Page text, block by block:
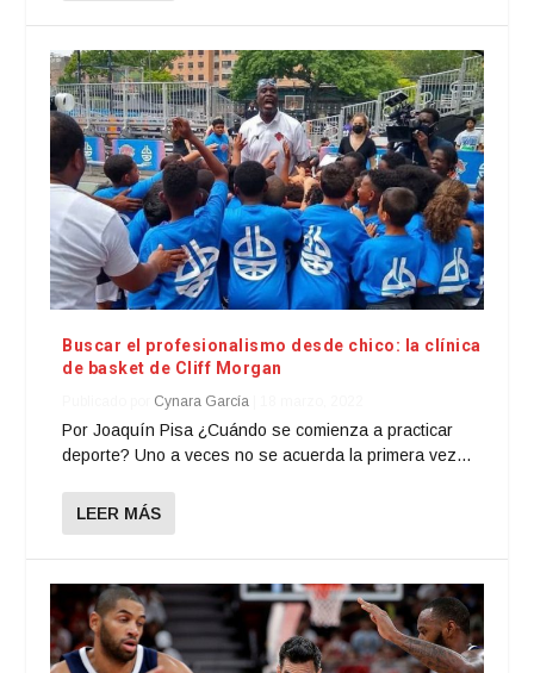
Buscar el profesionalismo desde chico: la clínica
de basket de Cliff Morgan
Cynara García
Por Joaquín Pisa ¿Cuándo se comienza a practicar
deporte? Uno a veces no se acuerda la primera vez...
LEER MÁS